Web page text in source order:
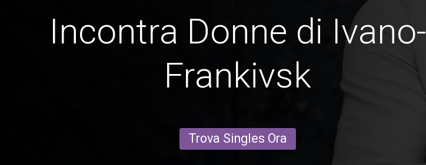
Incontra Donne di Ivano-
Frankivsk
Trova Singles Ora